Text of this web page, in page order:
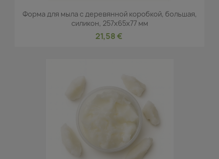
Форма для мыла с деревянной коробкой, большая,
силикон, 257x65x77 мм
21,58 €